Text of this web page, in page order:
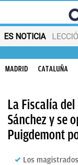
ES NOTICIA
MADRID CATALUÑA
La Fiscalía
Sánchez y se
Puigdemont
Los